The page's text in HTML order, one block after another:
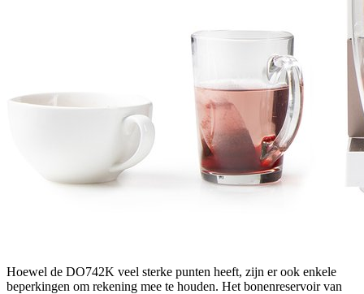
Hoewel de DO742K veel sterke punten heeft, zijn er ook enkele
beperkingen om rekening mee te houden. Het bonenreservoir van